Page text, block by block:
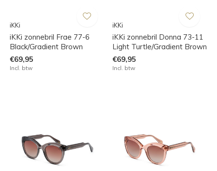
iKKi
iKKi zonnebril Frae 77-6
Black/Gradient Brown
€69,95
Incl. btw
iKKi
iKKi zonnebril Donna 73-11
Light Turtle/Gradient Brown
€69,95
Incl. btw